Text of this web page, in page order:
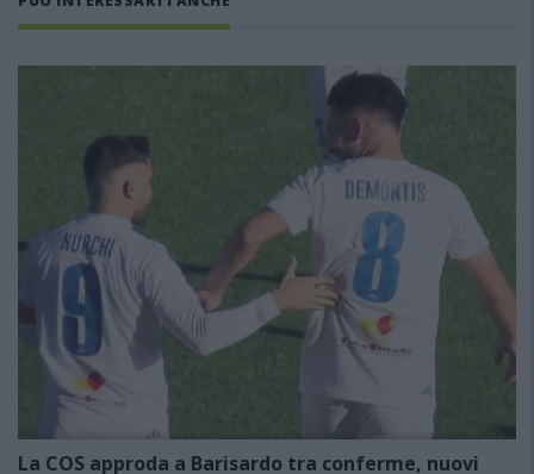
La COS approda a Barisardo tra conferme, nuovi